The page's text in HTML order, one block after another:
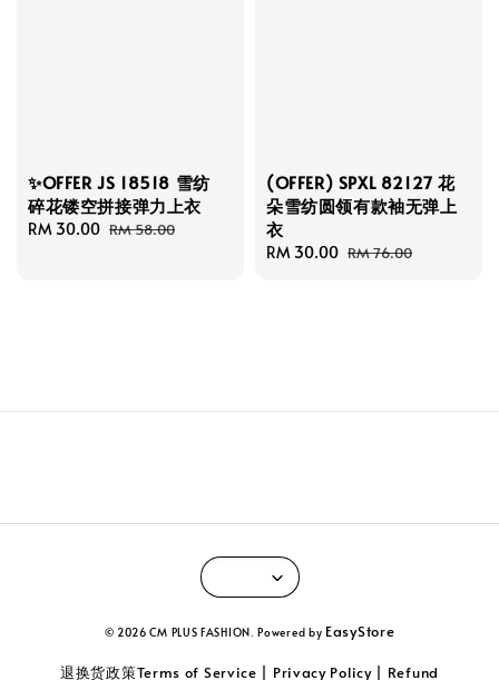
✨OFFER JS 18518 雪纺
碎花镂空拼接弹力上衣
Sale
RM 30.00 Regular
RM 58.00
(OFFER) SPXL 82127 花
朵雪纺圆领有款袖无弹上
衣
Sale
RM 30.00 Regular
RM 76.00
© 2026 CM PLUS FASHION. Powered by EasyStore
退换货政策Terms of Service | Privacy Policy | Refund